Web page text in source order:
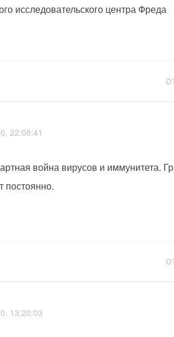
исследовательского центра Фреда
22:08:41
война вирусов и иммунитета.
постоянно.
13:20:03